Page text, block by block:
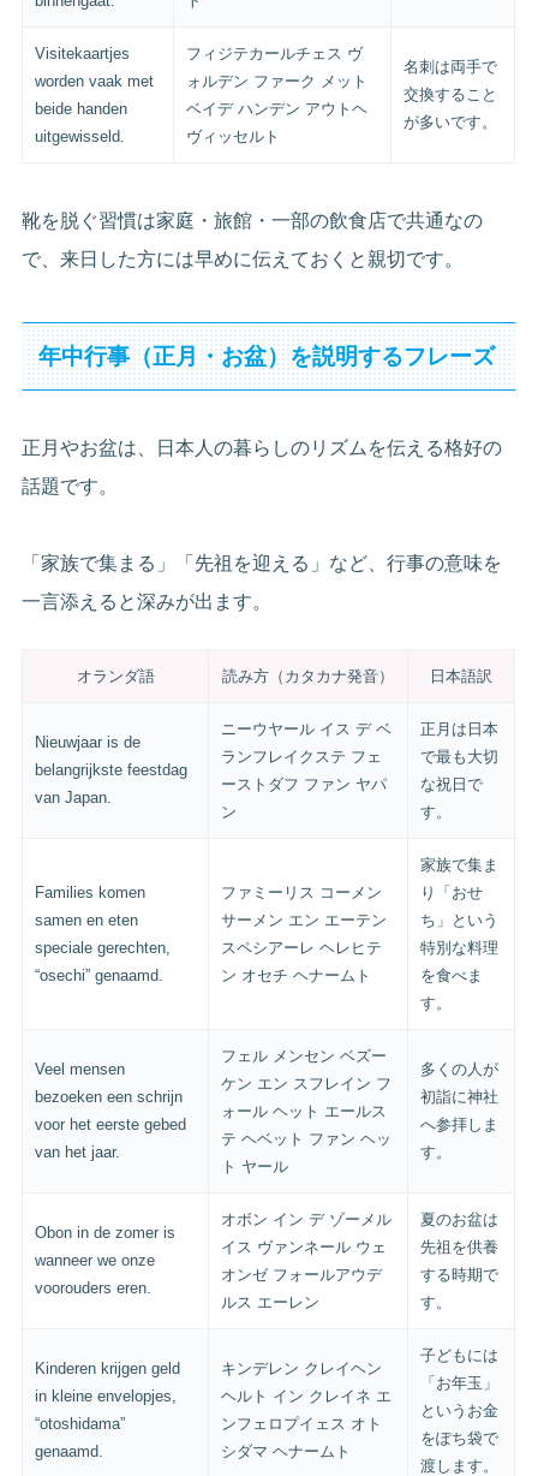
Visitekaartjes
worden vaak met
beide handen
uitgewisseld.
フィジテカールチェス ヴ
ォルデン ファーク メット
ベイデ ハンデン アウトヘ
ヴィッセルト
名刺は両手で
交換すること
が多いです。
靴を脱ぐ習慣は家庭・旅館・一部の飲食店で共通なの
で、来日した方には早めに伝えておくと親切です。
年中行事（正月・お盆）を説明するフレーズ
正月やお盆は、日本人の暮らしのリズムを伝える格好の
話題です。
「家族で集まる」「先祖を迎える」など、行事の意味を
一言添えると深みが出ます。
オランダ語 読み方（カタカナ発音） 日本語訳
Nieuwjaar is de
belangrijkste feestdag
van Japan.
ニーウヤール イス デ ベ
ランフレイクステ フェ
ーストダフ ファン ヤパ
ン
正月は日本
で最も大切
な祝日で
す。
Families komen
samen en eten
speciale gerechten,
“osechi” genaamd.
ファミーリス コーメン
サーメン エン エーテン
スペシアーレ ヘレヒテ
ン オセチ ヘナームト
家族で集ま
り「おせ
ち」という
特別な料理
を食べま
す。
Veel mensen
bezoeken een schrijn
voor het eerste gebed
van het jaar.
フェル メンセン ベズー
ケン エン スフレイン フ
ォール ヘット エールス
テ ヘベット ファン ヘッ
ト ヤール
多くの人が
初詣に神社
へ参拝しま
す。
Obon in de zomer is
wanneer we onze
voorouders eren.
オボン イン デ ゾーメル
イス ヴァンネール ウェ
オンゼ フォールアウデ
ルス エーレン
夏のお盆は
先祖を供養
する時期で
す。
Kinderen krijgen geld
in kleine envelopjes,
“otoshidama”
genaamd.
キンデレン クレイヘン
ヘルト イン クレイネ エ
ンフェロプイェス オト
シダマ ヘナームト
子どもには
「お年玉」
というお金
をぽち袋で
渡します。